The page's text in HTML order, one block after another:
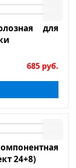
для
685 руб.
24+8)